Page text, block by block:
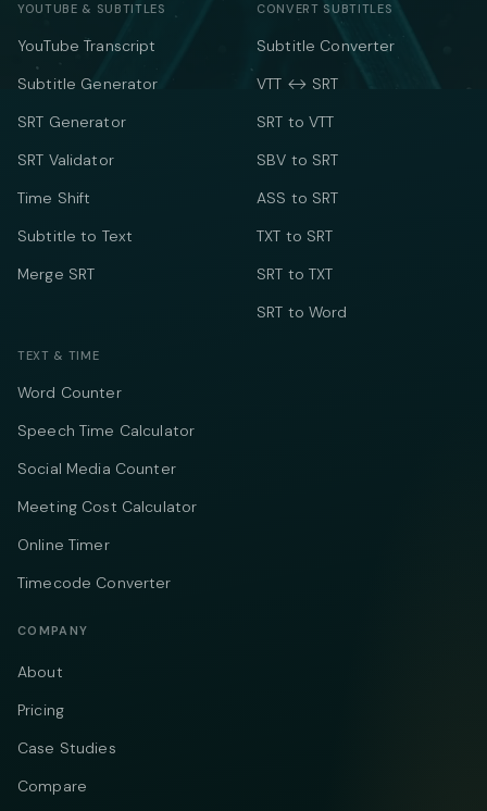
YOUTUBE & SUBTITLES
YouTube Transcript
Subtitle Generator
SRT Generator
SRT Validator
Time Shift
Subtitle to Text
Merge SRT
CONVERT SUBTITLES
Subtitle Converter
VTT ↔ SRT
SRT to VTT
SBV to SRT
ASS to SRT
TXT to SRT
SRT to TXT
SRT to Word
TEXT & TIME
Word Counter
Speech Time Calculator
Social Media Counter
Meeting Cost Calculator
Online Timer
Timecode Converter
COMPANY
About
Pricing
Case Studies
Compare